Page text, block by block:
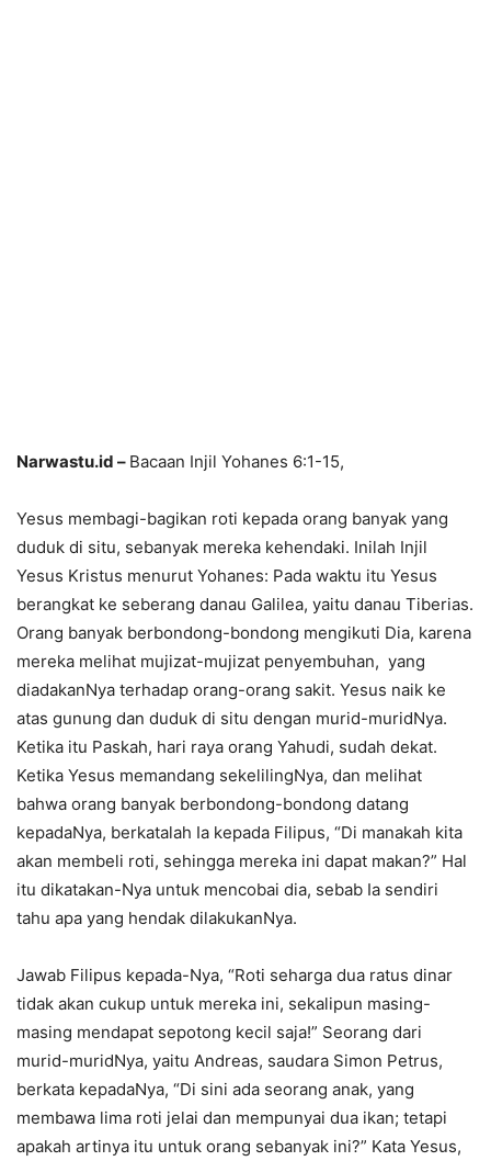
Narwastu.id – Bacaan Injil Yohanes 6:1-15,
Yesus membagi-bagikan roti kepada orang banyak yang
duduk di situ, sebanyak mereka kehendaki. Inilah Injil
Yesus Kristus menurut Yohanes: Pada waktu itu Yesus
berangkat ke seberang danau Galilea, yaitu danau Tiberias.
Orang banyak berbondong-bondong mengikuti Dia, karena
mereka melihat mujizat-mujizat penyembuhan, yang
diadakanNya terhadap orang-orang sakit. Yesus naik ke
atas gunung dan duduk di situ dengan murid-muridNya.
Ketika itu Paskah, hari raya orang Yahudi, sudah dekat.
Ketika Yesus memandang sekelilingNya, dan melihat
bahwa orang banyak berbondong-bondong datang
kepadaNya, berkatalah Ia kepada Filipus, “Di manakah kita
akan membeli roti, sehingga mereka ini dapat makan?” Hal
itu dikatakan-Nya untuk mencobai dia, sebab Ia sendiri
tahu apa yang hendak dilakukanNya.
Jawab Filipus kepada-Nya, “Roti seharga dua ratus dinar
tidak akan cukup untuk mereka ini, sekalipun masing-
masing mendapat sepotong kecil saja!” Seorang dari
murid-muridNya, yaitu Andreas, saudara Simon Petrus,
berkata kepadaNya, “Di sini ada seorang anak, yang
membawa lima roti jelai dan mempunyai dua ikan; tetapi
apakah artinya itu untuk orang sebanyak ini?” Kata Yesus,